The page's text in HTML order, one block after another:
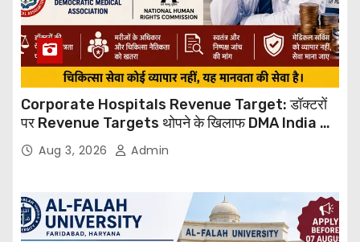
Corporate Hospitals Revenue Target: डॉक्टरों
पर Revenue Targets थोपने के खिलाफ DMA India का
बड़ा कदम, NHRC से Suo Motu जांच की मांग
Aug 3, 2026 Admin